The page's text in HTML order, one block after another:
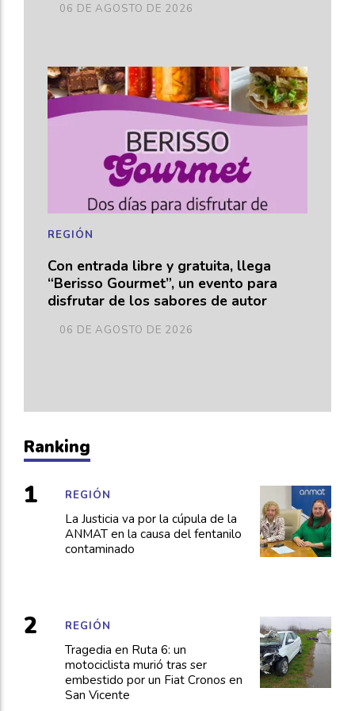
06 DE AGOSTO DE 2026
Con entrada libre y gratuita, llega
“Berisso Gourmet”, un evento para
disfrutar de los sabores de autor
REGIÓN
06 DE AGOSTO DE 2026
Ranking
La Justicia va por la cúpula de la
ANMAT en la causa del fentanilo
contaminado
REGIÓN
Tragedia en Ruta 6: un
motociclista murió tras ser
embestido por un Fiat Cronos en
San Vicente
REGIÓN